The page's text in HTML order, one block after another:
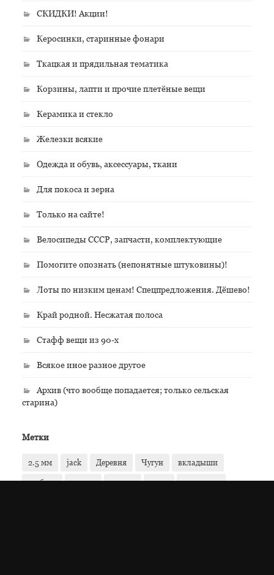
СКИДКИ! Акции!
Керосинки, старинные фонари
Ткацкая и прядильная тематика
Корзины, лапти и прочие плетёные вещи
Керамика и стекло
Железки всякие
Одежда и обувь, аксессуары, ткани
Для покоса и зерна
Только на сайте!
Велосипеды СССР, запчасти, комплектующие
Помогите опознать (непонятные штуковины)!
Лоты по низким ценам! Спецпредложения. Дёшево!
Край родной. Несжатая полоса
Стафф вещи из 90-х
Всякое иное разное другое
Архив (что вообще попадается; только сельская
старина)
Метки
2.5 мм jack Деревня Чугун вкладыши
гребень деньга деньги джек кругляши